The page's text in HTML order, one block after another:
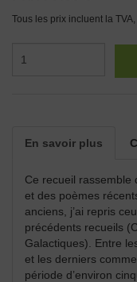
Tous les prix incluent la
En savoir plus
Ce recueil rassemble
et des poèmes
anciens, j’ai repris
précédents recueils
Galactiques). Entre
et les derniers
période d’environ